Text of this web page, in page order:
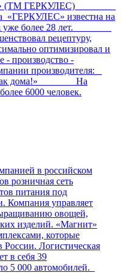
(ТМ ГЕРКУЛЕС)
«ГЕРКУЛЕС» известна на
уже более 28 лет.
рецептуру,
оптимизировал и
- производство -
производителя:
как дома!» На
6000 человек.
в российском
розничная сеть
питания под
Компания управляет
овощей,
изделий. «Магнит»
которые
Логистическая
в себя 39
5 000 автомобилей.